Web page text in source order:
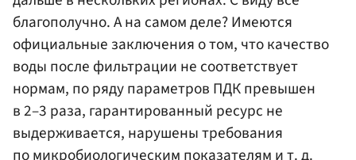
благополучно. А на самом деле? Имеются
официальные заключения о том, что качество
воды после фильтрации не соответствует
нормам, по ряду параметров ПДК превышен
в 2–3 раза, гарантированный ресурс не
выдерживается, нарушены требования
по микробиологическим показателям и т. д.